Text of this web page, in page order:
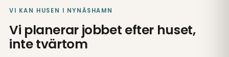
VI KAN HUSEN I NYNÄSHAMN
Vi planerar jobbet efter huset,
inte tvärtom